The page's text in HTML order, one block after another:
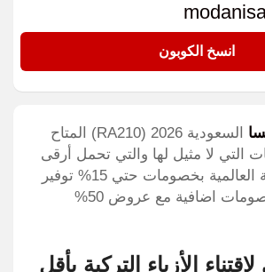
انسخ الكوبون
السعودية 2026 (RA210) المتاح
التي لا مثيل لها والتي تحمل أرقى
الماركات التجارية العالمية بخصومات حتي 15% توفير
من الكوبون و خصومات اضافية مع عروض 50%
الأزياء التركية بأقل